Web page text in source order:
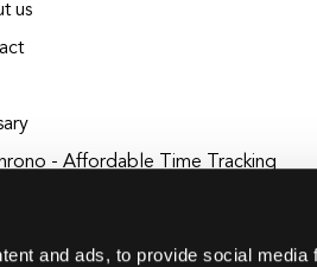
and ads, to provide social media
us
- Affordable Time Tracking